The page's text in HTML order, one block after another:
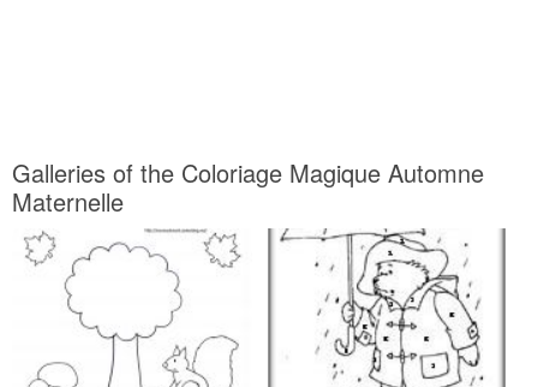
Galleries of the Coloriage Magique Automne
Maternelle